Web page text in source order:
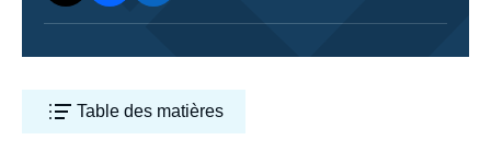
Table des matières